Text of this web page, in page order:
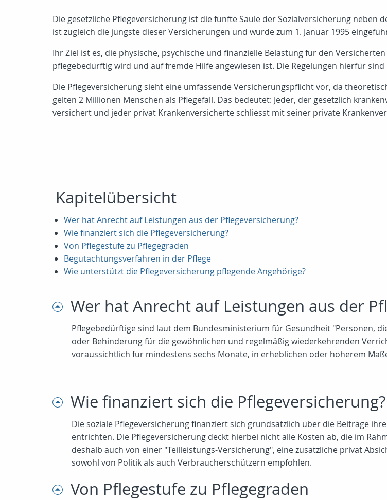
Die gesetzliche Pflegeversicherung ist die fünfte Säule der Sozialversicherung neben
ist zugleich die jüngste dieser Versicherungen und wurde zum 1. Januar 1995
Ihr Ziel ist es, die physische, psychische und finanzielle Belastung für den
pflegebedürftig wird und auf fremde Hilfe angewiesen ist. Die Regelungen hierfür sind
Die Pflegeversicherung sieht eine umfassende Versicherungspflicht vor, da
gelten 2 Millionen Menschen als Pflegefall. Das bedeutet: Jeder, der gesetzlich
versichert und jeder privat Krankenversicherte schliesst mit seiner private
Kapitelübersicht
Wer hat Anrecht auf Leistungen aus der Pflegeversicherung?
Wie finanziert sich die Pflegeversicherung?
Von Pflegestufe zu Pflegegraden
Begutachtungsverfahren in der Pflege
Wie unterstützt die Pflegeversicherung pflegende Angehörige?
Wer hat Anrecht auf Leistungen aus der
Pflegebedürftige sind laut dem Bundesministerium für Gesundheit "Personen,
oder Behinderung für die gewöhnlichen und regelmäßig wiederkehrenden
voraussichtlich für mindestens sechs Monate, in erheblichen oder höherem
Wie finanziert sich die Pflegeversicherung?
Die soziale Pflegeversicherung finanziert sich grundsätzlich über die Beiträge
entrichten. Die Pflegeversicherung deckt hierbei nicht alle Kosten ab, die im
deshalb auch von einer "Teilleistungs-Versicherung", eine zusätzliche privat
sowohl von Politik als auch Verbraucherschützern empfohlen.
Von Pflegestufe zu Pflegegraden